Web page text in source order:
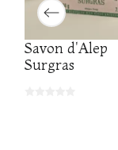
Savon d'Alep
Surgras